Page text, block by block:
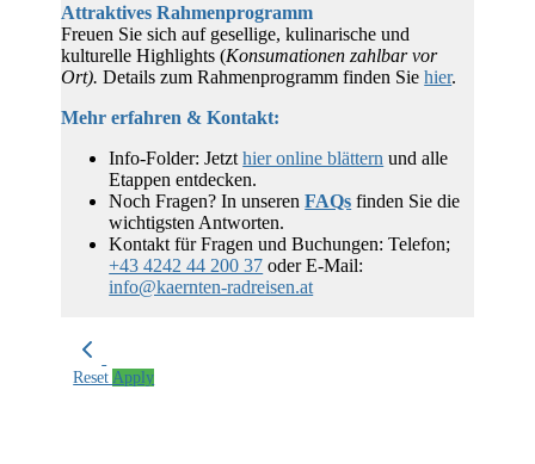
Attraktives Rahmenprogramm
Freuen Sie sich auf gesellige, kulinarische und
kulturelle Highlights (Konsumationen zahlbar vor
Ort).Details zum Rahmenprogramm finden Siehier.
Mehr erfahren & Kontakt:
Info-Folder: Jetzthier online blättern und alle
Etappen entdecken.
Noch Fragen? In unserenFAQs finden Sie die
wichtigsten Antworten.
Kontakt für Fragen und Buchungen: Telefon;
+43 4242 44 200 37 oder E-Mail:
info@kaernten-radreisen.at
Reset Apply